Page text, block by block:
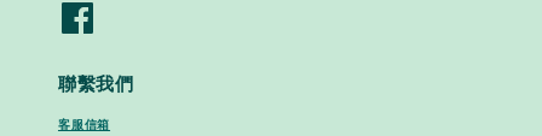
聯繫我們
客服信箱